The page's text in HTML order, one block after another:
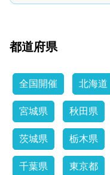
都道府県
全国開催 北海道
宮城県 秋田県
茨城県 栃木県
千葉県 東京都